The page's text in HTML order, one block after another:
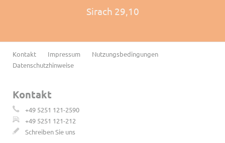
Sirach 29,10
Navigation
überspringen
Kontakt Impressum
Nutzungsbedingungen
Datenschutzhinweise
Kontakt
+49 5251 121-2590
+49 5251 121-212
Schreiben Sie uns